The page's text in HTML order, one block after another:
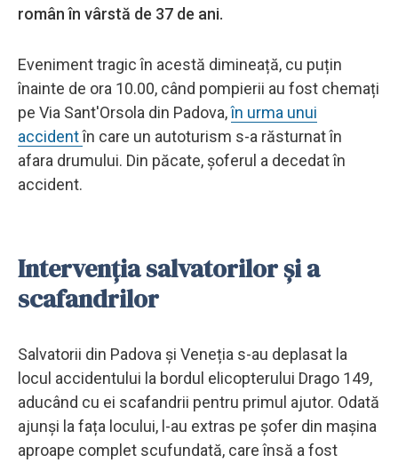
român în vârstă de 37 de ani.
Eveniment tragic în acestă dimineață, cu puțin
înainte de ora 10.00, când pompierii au fost chemați
pe Via Sant'Orsola din Padova,în urma unui
accidentîn care un autoturism s-a răsturnat în
afara drumului. Din păcate, șoferul a decedat în
accident.
Intervenția salvatorilor și a
scafandrilor
Salvatorii din Padova și Veneția s-au deplasat la
locul accidentului la bordul elicopterului Drago 149,
aducând cu ei scafandrii pentru primul ajutor. Odată
ajunși la fața locului, l-au extras pe șofer din mașina
aproape complet scufundată, care însă a fost